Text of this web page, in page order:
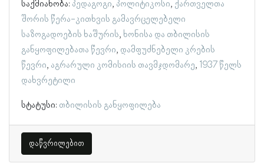
საქმიანობა: პედაგოგი პოლიტიკოსი ქართველთა
შორის წერა-კითხვის გამავრცელებელი
საზოგადოების ხაშურის ხონისა და თბილისის
განყოფილებათა წევრი დამფუძნებელი კრების
წევრი აგრარული კომისიის თავმჯდომარე 1937 წელს
დახვრეტილი
სტატუსი: თბილისის განყოფილება
დაწვრილებით